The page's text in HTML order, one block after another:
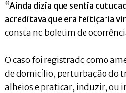
“Ainda dizia que sentia
acreditava que era feitiçaria
consta no boletim de
O caso foi registrado como
de domicílio, perturbação do
alheios e praticar, induzir, ou